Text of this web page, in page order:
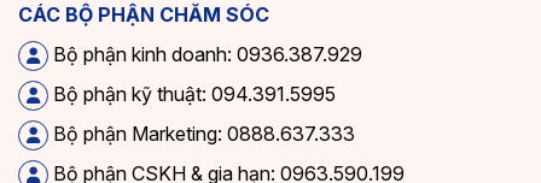
CÁC BỘ PHẬN CHĂM SÓC
Bộ phận kinh doanh: 0936.387.929
Bộ phận kỹ thuật: 094.391.5995
Bộ phận Marketing: 0888.637.333
Bộ phận CSKH & gia hạn: 0963.590.199